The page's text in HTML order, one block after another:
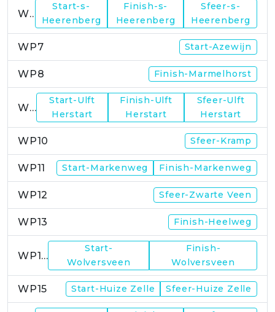
WP6
Start-s-
Heerenberg
Finish-s-
Heerenberg
Sfeer-s-
Heerenberg
WP7 Start-Azewijn
WP8 Finish-Marmelhorst
WP9
Start-Ulft
Herstart
Finish-Ulft
Herstart
Sfeer-Ulft
Herstart
WP10 Sfeer-Kramp
WP11 Start-Markenweg Finish-Markenweg
WP12 Sfeer-Zwarte Veen
WP13 Finish-Heelweg
WP14
Start-
Wolversveen
Finish-
Wolversveen
WP15 Start-Huize Zelle Sfeer-Huize Zelle